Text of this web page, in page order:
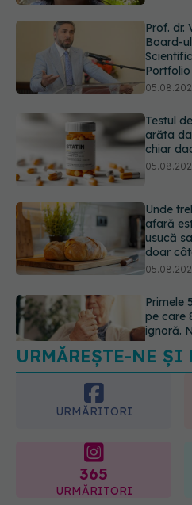
Testul
arăta
chiar
Unde
afară
usucă
Primele
pe care
ignoră.
tremor
Gabriela
respect
URMĂREȘTE-NE ȘI
URMĂRITORI
URMĂRITORI
ARTICOLE SIMILARE